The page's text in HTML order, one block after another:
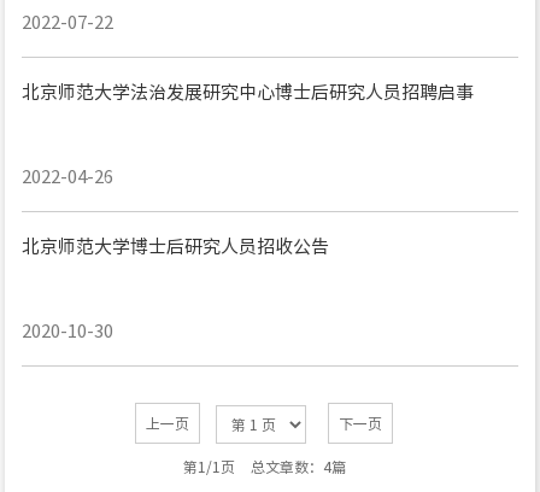
2022-07-22
北京师范大学法治发展研究中心博士后研究人员招聘启事
2022-04-26
北京师范大学博士后研究人员招收公告
2020-10-30
上一页 下一页
第1/1页 总文章数：4篇